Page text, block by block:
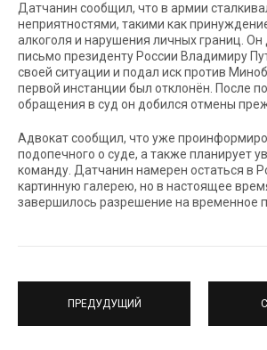
Датчанин сообщил, что в армии
неприятностями, такими как
алкоголя и нарушения личных границ.
письмо президенту России Владимиру
своей ситуации и подал иск против
первой инстанции был отклонён. После
обращения в суд он добился отмены
Адвокат сообщил, что уже
подопечного о суде, а также планирует
команду. Датчанин намерен остаться в
картинную галерею, но в настоящее
завершилось разрешение на временное
ПРЕДУДУЩИЙ